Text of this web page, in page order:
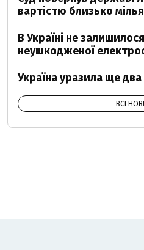
вартістю близько
В Україні не
неушкодженої
Україна уразила ще два
ВСІ